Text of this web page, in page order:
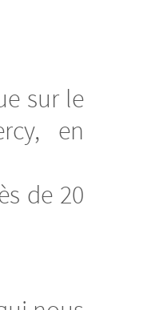
sur le
en
de 20